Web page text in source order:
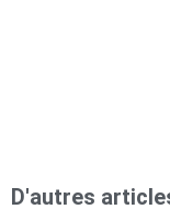
D'autres